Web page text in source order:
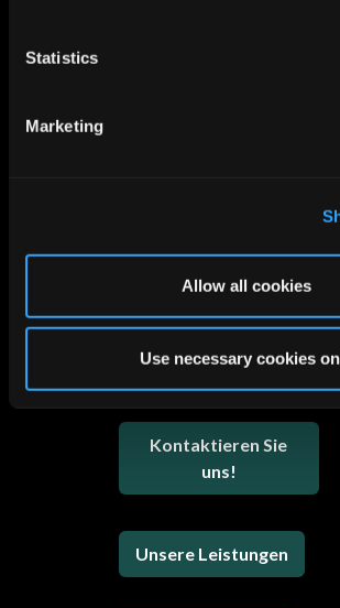
Statistics
Marketing
Allow all cookies
Use necessary cookies
Ideen tragfähige
Mindset, klarer Methodik
konsequenter
entsteht echter Mehrwert
Kontaktieren Sie
uns!
Unsere Leistungen